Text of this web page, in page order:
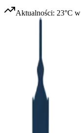
Aktualności: 23°C w